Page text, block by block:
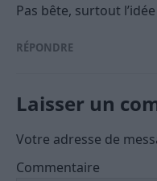
Pas bête, surtout
RÉPONDRE
Laisser un
Votre adresse de
Commentaire